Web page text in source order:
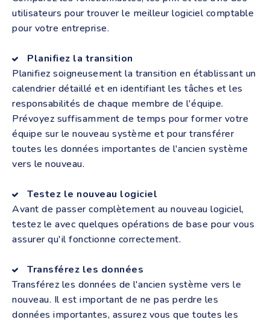
utilisateurs pour trouver le meilleur logiciel comptable
pour votre entreprise.
Planifiez la transition
Planifiez soigneusement la transition en établissant un
calendrier détaillé et en identifiant les tâches et les
responsabilités de chaque membre de l'équipe.
Prévoyez suffisamment de temps pour former votre
équipe sur le nouveau système et pour transférer
toutes les données importantes de l'ancien système
vers le nouveau.
Testez le nouveau logiciel
Avant de passer complètement au nouveau logiciel,
testez le avec quelques opérations de base pour vous
assurer qu'il fonctionne correctement.
Transférez les données
Transférez les données de l'ancien système vers le
nouveau. Il est important de ne pas perdre les
données importantes, assurez vous que toutes les